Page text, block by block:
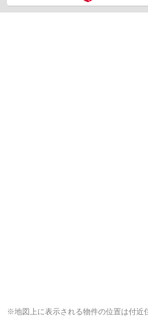
※地図上に表示される物件の位置は付近